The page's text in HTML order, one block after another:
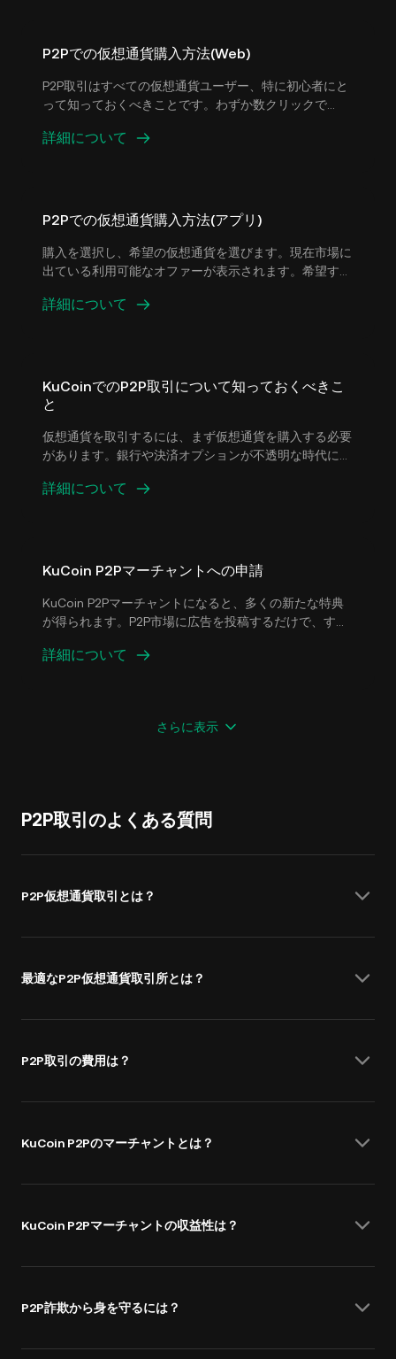
P2Pでの仮想通貨購入方法(Web)
P2P取引はすべての仮想通貨ユーザー、特に初心者にと
って知っておくべきことです。わずか数クリックで
す。P2P市場で取引する前に、まず希望の支払方法を追
詳細について
P2Pでの仮想通貨購入方法(アプリ)
購入を選択し、希望の仮想通貨を選びます。現在市場に
出ている利用可能なオファーが表示されます。希望する
場合)が表示されます。使用する法定通貨の金額、また
詳細について
KuCoinでのP2P取引について知っておくべきこ
と
仮想通貨を取引するには、まず仮想通貨を購入する必要
があります。銀行や決済オプションが不透明な時代にお
る信頼性の高い方法を見つけるのは難しい場合がありま
詳細について
KuCoin P2Pマーチャントへの申請
KuCoin P2Pマーチャントになると、多くの新たな特典
が得られます。P2P市場に広告を投稿するだけで、すぐ
詳細について
さらに表示
P2P取引のよくある質問
P2P仮想通貨取引とは？
最適なP2P仮想通貨取引所とは？
P2P取引の費用は？
KuCoin P2Pのマーチャントとは？
KuCoin P2Pマーチャントの収益性は？
P2P詐欺から身を守るには？